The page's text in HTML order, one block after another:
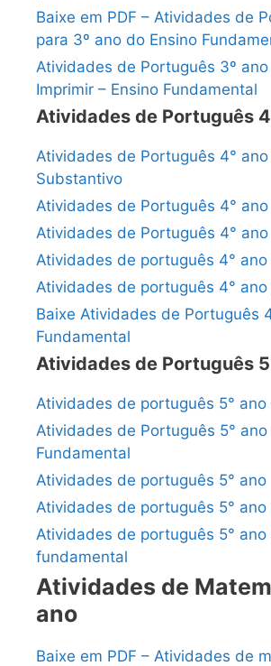
Baixe em PDF – Atividades de
para 3º ano do Ensino
Atividades de Português 3º ano
Imprimir – Ensino Fundamental
Atividades de Português
Atividades de Português 4° ano
Substantivo
Atividades de Português 4°
Atividades de Português 4° ano
Atividades de português 4°
Atividades de português 4°
Baixe Atividades de Português
Fundamental
Atividades de Português
Atividades de português 5° ano
Atividades de Português 5°
Fundamental
Atividades de português 5° ano
Atividades de português 5°
Atividades de português 5° ano
fundamental
Atividades de
ano
Baixe em PDF – Atividades de